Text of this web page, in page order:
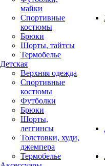
майки
Спортивные
костюмы
Брюки
Шорты, тайтсы
Термобелье
Детская
Верхняя одежда
Спортивные
костюмы
Футболки
Брюки
Шорты,
леггинсы
Толстовки, худи,
джемпера
Термобелье